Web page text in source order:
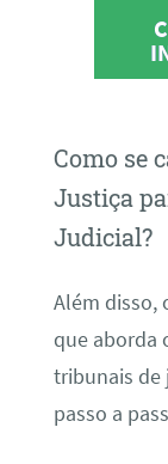
Como se
Justiça
Judicial?
Além disso,
que aborda
tribunais de
passo a